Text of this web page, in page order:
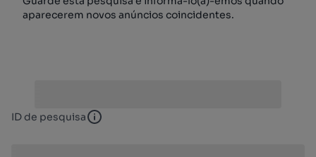
aparecerem novos anúncios coincidentes.
ID de pesquisa ID de pesquisa